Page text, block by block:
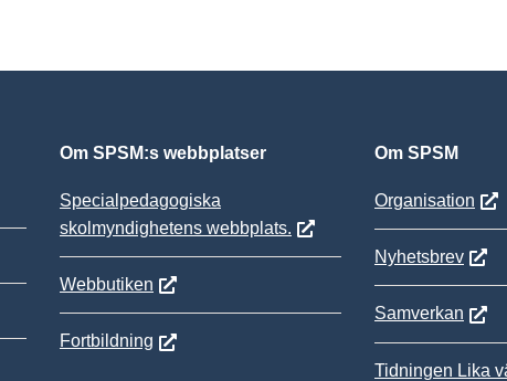
Om SPSM:s webbplatser
Specialpedagogiska
skolmyndighetens webbplats.
Webbutiken
Fortbildning
Om SPSM
Organisation
Nyhetsbrev
Samverkan
Tidningen Lika